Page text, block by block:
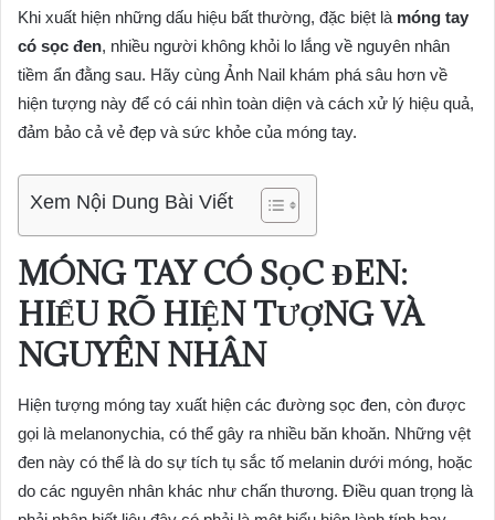
Khi xuất hiện những dấu hiệu bất thường, đặc biệt là móng tay
có sọc đen, nhiều người không khỏi lo lắng về nguyên nhân
tiềm ẩn đằng sau. Hãy cùng Ảnh Nail khám phá sâu hơn về
hiện tượng này để có cái nhìn toàn diện và cách xử lý hiệu quả,
đảm bảo cả vẻ đẹp và sức khỏe của móng tay.
Xem Nội Dung Bài Viết
MÓNG TAY CÓ SỌC ĐEN:
HIỂU RÕ HIỆN TƯỢNG VÀ
NGUYÊN NHÂN
Hiện tượng móng tay xuất hiện các đường sọc đen, còn được
gọi là melanonychia, có thể gây ra nhiều băn khoăn. Những vệt
đen này có thể là do sự tích tụ sắc tố melanin dưới móng, hoặc
do các nguyên nhân khác như chấn thương. Điều quan trọng là